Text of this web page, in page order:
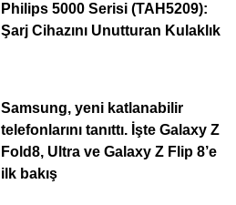
Philips 5000 Serisi (TAH5209):
Şarj Cihazını Unutturan Kulaklık
Samsung, yeni katlanabilir
telefonlarını tanıttı. İşte Galaxy Z
Fold8, Ultra ve Galaxy Z Flip 8’e
ilk bakış